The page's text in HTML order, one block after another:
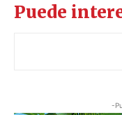
Puede
-